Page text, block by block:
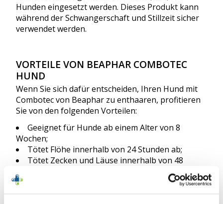
Hunden eingesetzt werden. Dieses Produkt kann
während der Schwangerschaft und Stillzeit sicher
verwendet werden.
VORTEILE VON BEAPHAR COMBOTEC
HUND
Wenn Sie sich dafür entscheiden, Ihren Hund mit
Combotec von Beaphar zu enthaaren, profitieren
Sie von den folgenden Vorteilen:
Geeignet für Hunde ab einem Alter von 8
Wochen;
Tötet Flöhe innerhalb von 24 Stunden ab;
Tötet Zecken und Läuse innerhalb von 48
Schützt die Umgebung des behandelten Tieres;